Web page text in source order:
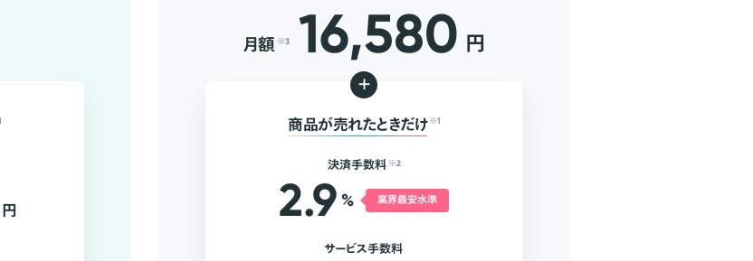
円
月額 ※3 16,580 円
+
商品が売れたときだけ ※1
決済手数料 ※2
2.9 % 業界最安水準
サービス手数料